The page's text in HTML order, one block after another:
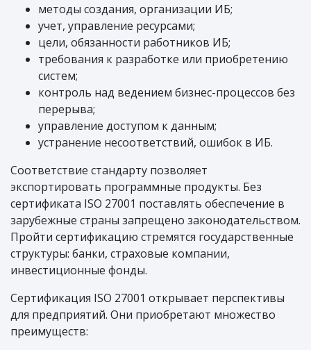
методы создания, организации ИБ;
учет, управление ресурсами;
цели, обязанности работников ИБ;
требования к разработке или приобретению
систем;
контроль над ведением бизнес-процессов без
перерыва;
управление доступом к данным;
устранение несоответствий, ошибок в ИБ.
Соответствие стандарту позволяет
экспортировать программные продукты. Без
сертификата ISO 27001 поставлять обеспечение в
зарубежные страны запрещено законодательством.
Пройти сертификацию стремятся государственные
структуры: банки, страховые компании,
инвестиционные фонды.
Сертификация ISO 27001 открывает перспективы
для предприятий. Они приобретают множество
преимуществ: